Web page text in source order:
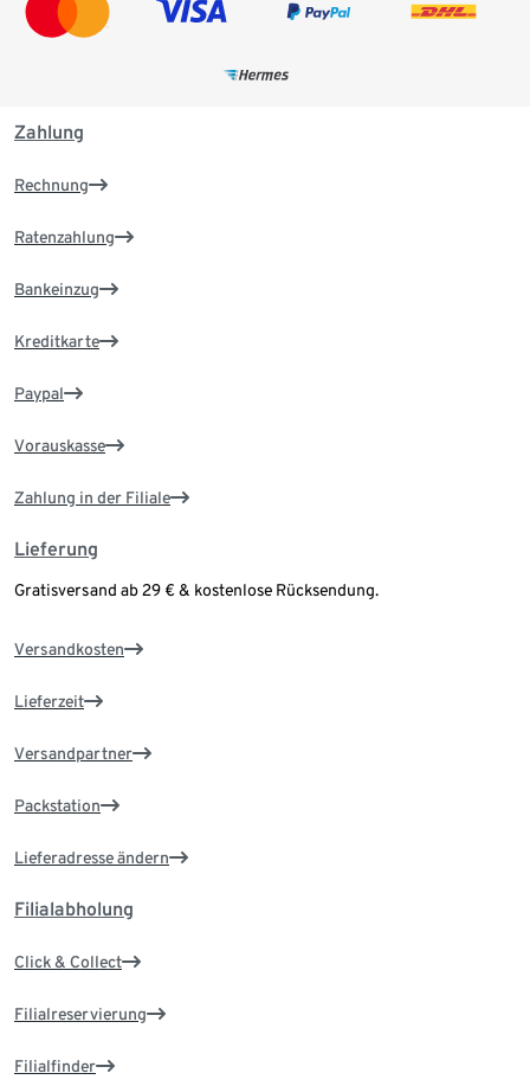
Zahlung
Rechnung
Ratenzahlung
Bankeinzug
Kreditkarte
Paypal
Vorauskasse
Zahlung in der Filiale
Lieferung
Gratisversand ab 29 € & kostenlose Rücksendung.
Versandkosten
Lieferzeit
Versandpartner
Packstation
Lieferadresse ändern
Filialabholung
Click & Collect
Filialreservierung
Filialfinder